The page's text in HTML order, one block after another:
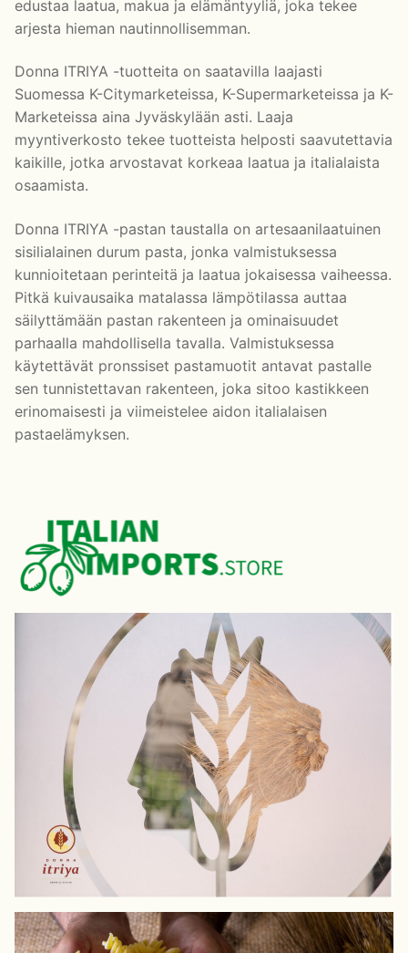
Svenska
English
edustaa laatua, makua ja elämäntyyliä, joka tekee
arjesta hieman nautinnollisemman.
Donna ITRIYA -tuotteita on saatavilla laajasti
Suomessa K-Citymarketeissa, K-Supermarketeissa ja K-
Marketeissa aina Jyväskylään asti. Laaja
myyntiverkosto tekee tuotteista helposti saavutettavia
kaikille, jotka arvostavat korkeaa laatua ja italialaista
osaamista.
Donna ITRIYA -pastan taustalla on artesaanilaatuinen
sisilialainen durum pasta, jonka valmistuksessa
kunnioitetaan perinteitä ja laatua jokaisessa vaiheessa.
Pitkä kuivausaika matalassa lämpötilassa auttaa
säilyttämään pastan rakenteen ja ominaisuudet
parhaalla mahdollisella tavalla. Valmistuksessa
käytettävät pronssiset pastamuotit antavat pastalle
sen tunnistettavan rakenteen, joka sitoo kastikkeen
erinomaisesti ja viimeistelee aidon italialaisen
pastaelämyksen.